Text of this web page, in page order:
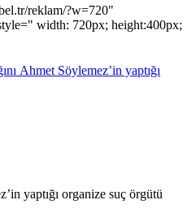
reklam/?w=720"
Ahmet Söylemez’in yaptığı